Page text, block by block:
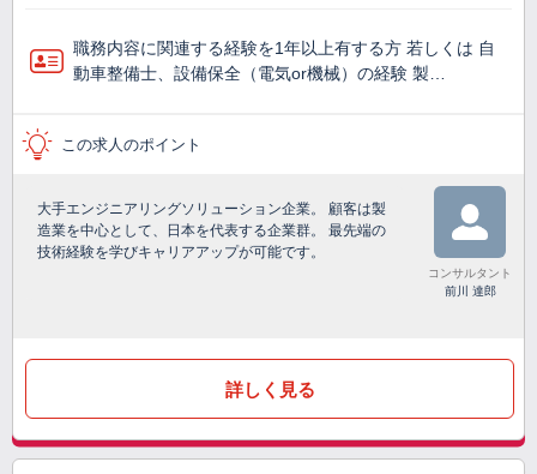
職務内容に関連する経験を1年以上有する方 若しくは 自
動車整備士、設備保全（電気or機械）の経験 製…
この求人のポイント
大手エンジニアリングソリューション企業。 顧客は製
造業を中心として、日本を代表する企業群。 最先端の
技術経験を学びキャリアアップが可能です。
コンサルタント
前川 達郎
詳しく見る